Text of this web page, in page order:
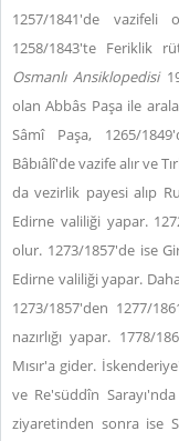
1257/1841'de
1258/1843'te Feriklik
Osmanlı Ansiklopedisi
olan Abbâs Paşa ile
Sâmî Paşa, 1265/
Bâbıâlî'de vazife alır ve
da vezirlik payesi alıp
Edirne valiliği yapar.
olur. 1273/1857'de ise
Edirne valiliği yapar.
1273/1857'den 1277/
nazırlığı yapar. 1778/
Mısır'a gider.
ve Re'süddîn
ziyaretinden sonra ise